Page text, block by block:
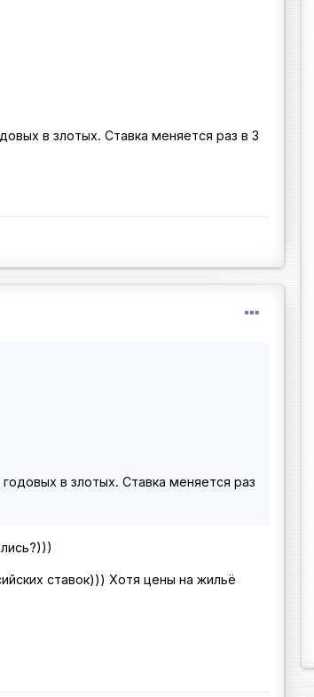
в злотых. Ставка меняется раз в 3
в злотых. Ставка меняется раз
ставок))) Хотя цены на жильё